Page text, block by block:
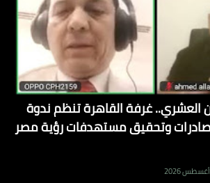
العشري.. غرفة القاهرة تنظم ندوة
وتحقيق مستهدفات رؤية مصر